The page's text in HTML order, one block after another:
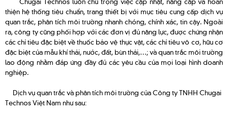
thiện hệ thống tiêu chuẩn, trang thiết bị với mục tiêu cung cấp dịch vụ
quan trắc, phân tích môi trường nhanh chóng, chính xác, tin cậy. Ngoài
ra, công ty cũng phối hợp với các đơn vị đủ năng lực, được chứng nhận
các chỉ tiêu đặc biệt về thuốc bảo vệ thực vật, các chỉ tiêu vô cơ, hữu cơ
đặc biệt của mẫu khí thải, nước, đất, bùn thải,…; và quan trắc môi trường
lao động nhằm đáp ứng đầy đủ các yêu cầu của mọi loại hình doanh
nghiệp.
Dịch vụ quan trắc và phân tích môi trường của Công ty TNHH Chugai
Technos Việt Nam như sau: